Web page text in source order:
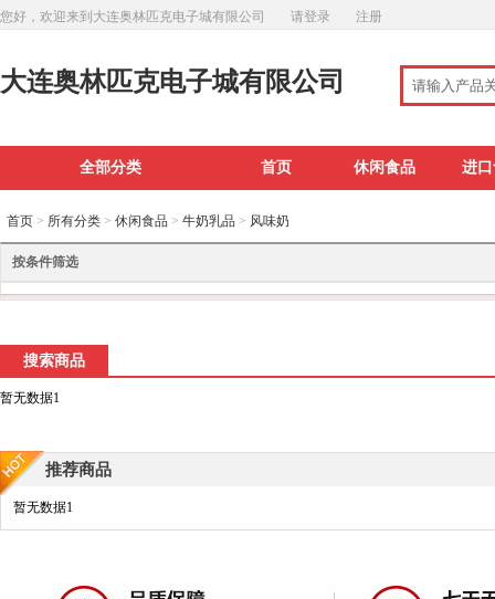
您好，欢迎来到大连奥林匹克电子城有限公司 请登录 注册
大连奥林匹克电子城有限公司
全部分类 首页 休闲食品 进
首页 > 所有分类 > 休闲食品 > 牛奶乳品 > 风味奶
按条件筛选
搜索商品
暂无数据1
推荐商品
暂无数据1